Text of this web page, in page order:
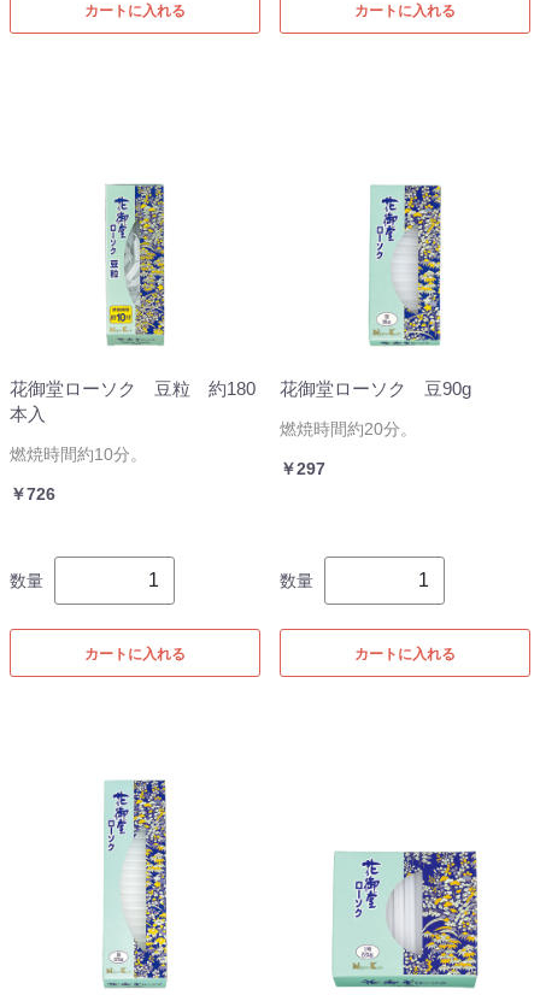
カートに入れる カートに入れる
花御堂ローソク 豆粒 約180
本入
燃焼時間約10分。
￥726
数量
カートに入れる
花御堂ローソク 豆90g
燃焼時間約20分。
￥297
数量
カートに入れる